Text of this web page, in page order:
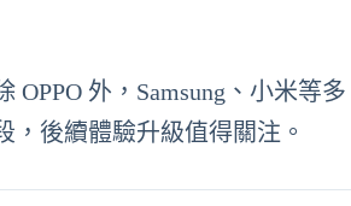
外，Samsung、小米等多
後續體驗升級值得關注。